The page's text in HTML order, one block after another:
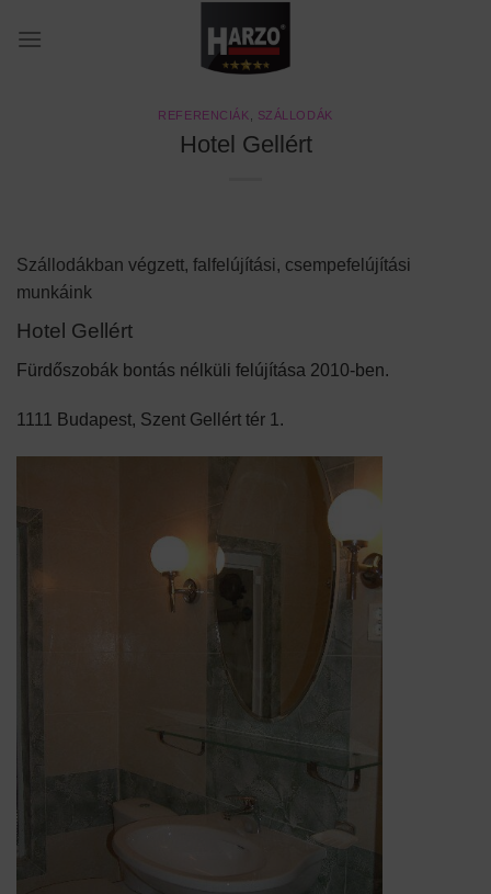
REFERENCIÁK SZÁLLODÁK
Hotel Gellért
Szállodákban végzett, falfelújítási, csempefelújítási
munkáink
Hotel Gellért
Fürdőszobák bontás nélküli felújítása 2010-ben.
1111 Budapest, Szent Gellért tér 1.